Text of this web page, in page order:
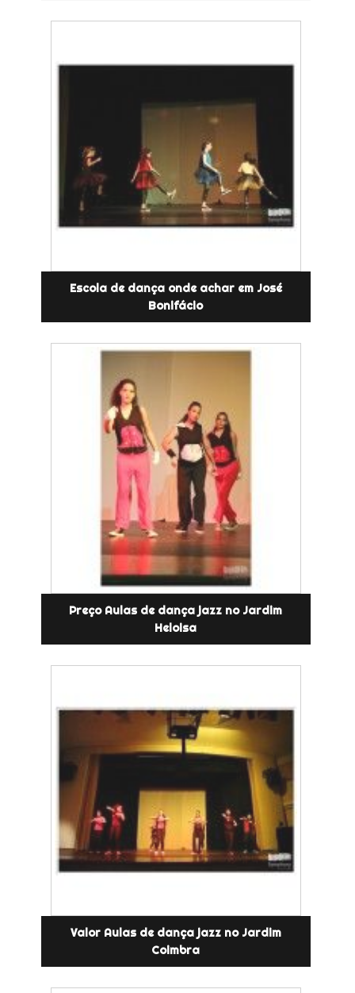
Escola de dança onde achar em José
Bonifácio
Preço Aulas de dança jazz no Jardim
Heloisa
Valor Aulas de dança jazz no Jardim
Coimbra